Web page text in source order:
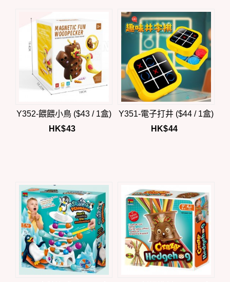
Y352-餵餵小鳥 ($43 / 1盒)
HK$43
Y351-電子打井 ($44 / 1盒)
HK$44